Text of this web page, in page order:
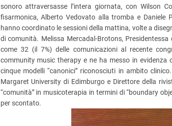
sonoro attraversasse l’intera giornata, con Wilson
fisarmonica, Alberto Vedovato alla tromba e Daniele
hanno coordinato le sessioni della mattina, volte a
di comunità. Melissa Mercadal-Brotons,
come 32 (il 7%) delle comunicazioni al recente
community music therapy e ne ha messo in
cinque modelli “canonici” riconosciuti in ambito
Margaret University di Edimburgo e Direttore della
“comunità” in musicoterapia in termini di “boundary
per scontato.